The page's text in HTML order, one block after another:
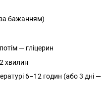
за бажанням)
— гліцерин
хвилин
6–12 годин (або 3 дні —